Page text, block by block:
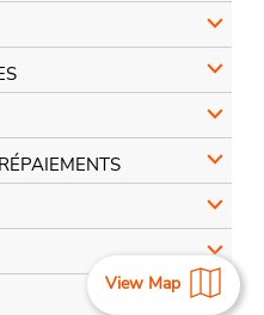
View Map